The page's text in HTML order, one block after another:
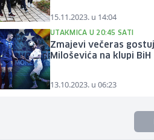
15.11.2023. u 14:04
UTAKMICA U 20:45 SATI
Zmajevi večeras
Miloševića na klupi BiH
13.10.2023. u 06:23